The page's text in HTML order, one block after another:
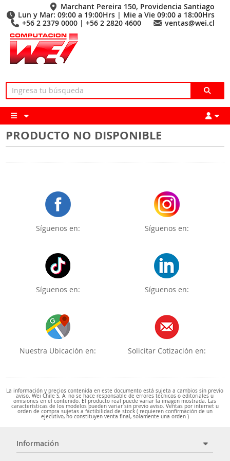
Marchant Pereira 150, Providencia Santiago
Lun y Mar: 09:00 a 19:00Hrs | Mie a Vie 09:00 a 18:00Hrs
+56 2 2379 0000 | +56 2 2820 4600
ventas@wei.cl
PRODUCTO NO DISPONIBLE
Síguenos en: Síguenos en:
Síguenos en: Síguenos en:
Nuestra Ubicación en: Solicitar Cotización en:
La información y precios contenida en este documento está sujeta a cambios sin previo
aviso. Wei Chile S. A. no se hace responsable de errores técnicos o editoriales u
omisiones en el contenido. El producto real puede variar la imagen mostrada. Las
características de los modelos pueden variar sin previo aviso. Ventas por internet u
orden de compra sujetas a factibilidad de stock ( requieren confirmación de un
ejecutivo, no constituyen venta final, solamente una orden )
Información